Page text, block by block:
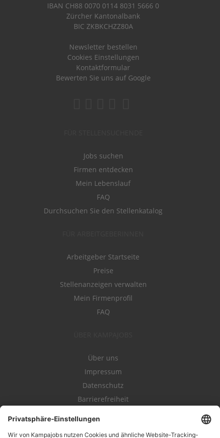
IBAN CH88 0070 0114 8031 5666 0
Zürcher Kantonalbank
BIC ZKBKCHZZ80A
Newsletter bestellen
Cookies Einstellungen
Kontaktformular
Bewerten Sie uns auf Google
Jobs suchen
Firmen entdecken
Mein Lebenslauf
FAQ
Durchsuchen Sie den Stellenkatalog
Arbeitgeber Startseite
Preise
Stellenanzeigen verwalten
Mein Firmenprofil
FAQ
Über uns
Impressum
Datenschutz
Barrierefreiheit